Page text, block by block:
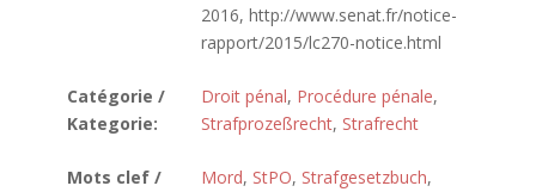
2016, http://www.senat.fr/notice-
rapport/2015/lc270-notice.html
Catégorie /
Kategorie:
Droit pénal, Procédure pénale,
Strafprozeßrecht, Strafrecht
Mots clef /
Mord, StPO, Strafgesetzbuch,